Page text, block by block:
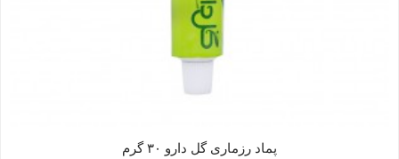
پماد رزماری گل دارو ۳۰ گرم